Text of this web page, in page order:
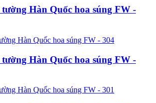
Hàn Quốc hoa súng FW -
Hàn Quốc hoa súng FW -